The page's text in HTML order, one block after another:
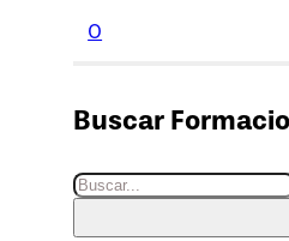
0
Buscar
Buscar